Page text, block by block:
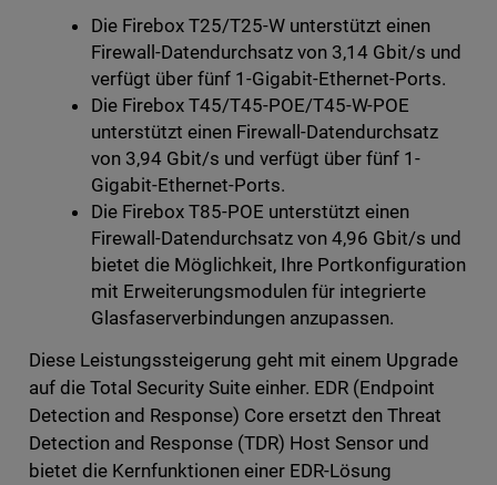
Die Firebox T25/T25-W unterstützt einen
Firewall-Datendurchsatz von 3,14 Gbit/s und
verfügt über fünf 1-Gigabit-Ethernet-Ports.
Die Firebox T45/T45-POE/T45-W-POE
unterstützt einen Firewall-Datendurchsatz
von 3,94 Gbit/s und verfügt über fünf 1-
Gigabit-Ethernet-Ports.
Die Firebox T85-POE unterstützt einen
Firewall-Datendurchsatz von 4,96 Gbit/s und
bietet die Möglichkeit, Ihre Portkonfiguration
mit Erweiterungsmodulen für integrierte
Glasfaserverbindungen anzupassen.
Diese Leistungssteigerung geht mit einem Upgrade
auf die Total Security Suite einher. EDR (Endpoint
Detection and Response) Core ersetzt den Threat
Detection and Response (TDR) Host Sensor und
bietet die Kernfunktionen einer EDR-Lösung